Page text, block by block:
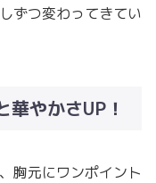
ずつ変わってきてい
やかさUP！
胸元にワンポイント